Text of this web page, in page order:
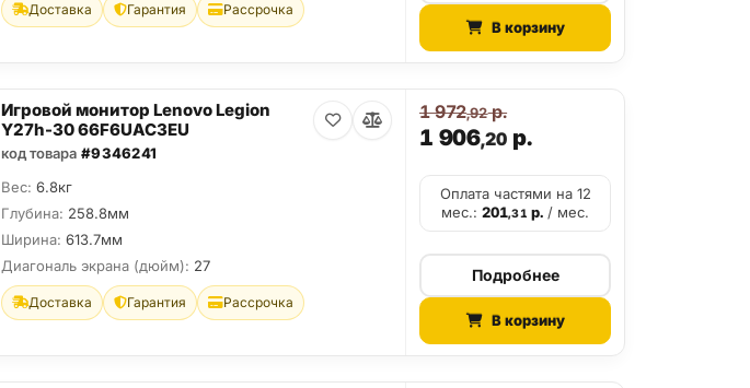
Доставка Гарантия Рассрочка
В корзину
Игровой монитор Lenovo Legion
Y27h-30 66F6UAC3EU
код товара #9346241
Вес: 6.8кг
Глубина: 258.8мм
Ширина: 613.7мм
Диагональ экрана (дюйм): 27
Доставка Гарантия Рассрочка
1 906,20 р.
1 972,92р.
Оплата частями на 12
мес.:201,31 р./ мес.
Подробнее
В корзину